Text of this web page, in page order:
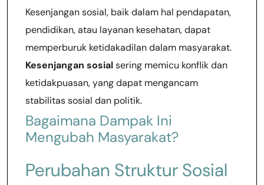
Kesenjangan sosial, baik dalam hal pendapatan,
pendidikan, atau layanan kesehatan, dapat
memperburuk ketidakadilan dalam masyarakat.
Kesenjangan sosialsering memicu konflik dan
ketidakpuasan, yang dapat mengancam
stabilitas sosial dan politik.
Bagaimana Dampak Ini
Mengubah Masyarakat?
Perubahan Struktur Sosial